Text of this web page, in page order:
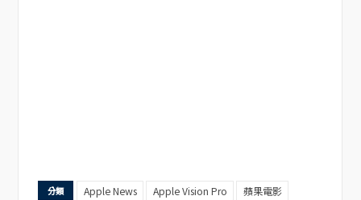
分類 Apple News Apple Vision Pro 蘋果電影